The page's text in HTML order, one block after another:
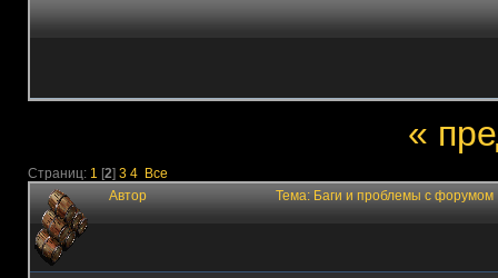
«
Страниц: 1 [2] 3 4 Все
Автор Тема: Баги и проблемы с